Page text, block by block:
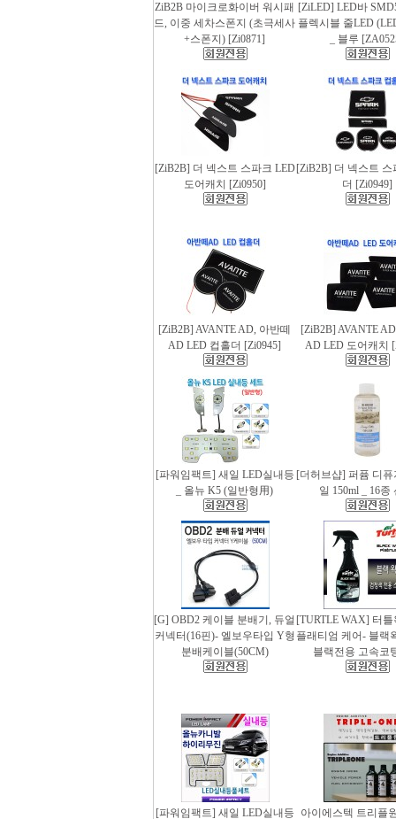
ZiB2B 마이크로화이버 워시패
드, 이중 세차스폰지 (초극세사
+스폰지) [Zi0871]
[ZiLED] LED바
플렉시블 줄LED
_ 블루
[ZiB2B] 더 넥스트 스파크 LED
도어캐치 [Zi0950]
[ZiB2B] 더 넥스트 스
더 [Zi0949]
[ZiB2B] AVANTE AD, 아반떼
AD LED 컵홀더 [Zi0945]
[ZiB2B] AVANTE
AD LED 도어캐치
[파워임팩트] 새일 LED실내등
_ 올뉴 K5 (일반형用)
[더허브샵] 퍼퓸 디
일 150ml _ 16종
[G] OBD2 케이블 분배기, 듀얼
커넥터(16핀)- 엘보우타입 Y형
분배케이블(50CM)
[TURTLE WAX] 터
플래티엄 케어- 블랙
블랙전용 고속코
[파워임팩트] 새일 LED실내등 아이에스텍 트리플